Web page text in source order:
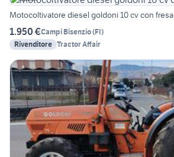
Motocoltivatore diesel goldoni 10 cv con fresa
1.950 €Campi Bisenzio(FI)
Rivenditore Tractor Affair